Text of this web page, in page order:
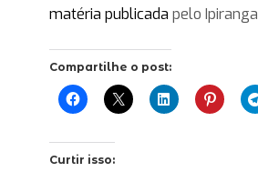
matéria publicada pelo
Compartilhe o post:
Curtir isso: